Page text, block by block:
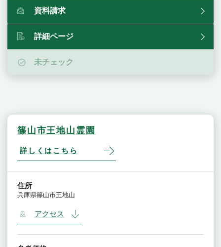
資料請求
詳細ページ
未チェック
篠山市王地山霊園
詳しくはこちら
住所
兵庫県篠山市王地山
アクセス